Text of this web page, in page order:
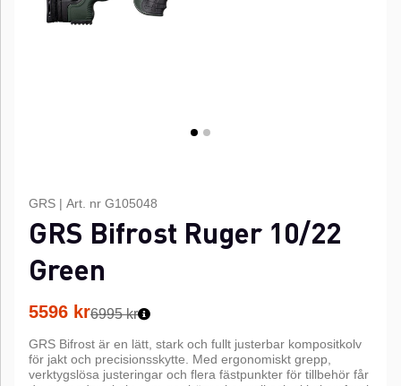
GRS | Art. nr G105048
GRS Bifrost Ruger 10/22
Green
5596 kr6995 kr
GRS Bifrost är en lätt, stark och fullt justerbar kompositkolv
för jakt och precisionsskytte. Med ergonomiskt grepp,
verktygslösa justeringar och flera fästpunkter för tillbehör får